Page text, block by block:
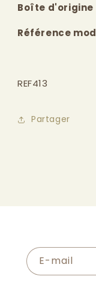
Boîte d'origine
Référence
REF413
Partager
E-mail